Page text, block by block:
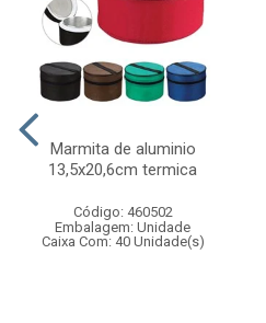
Marmita de aluminio
13,5x20,6cm termica
Código: 460502
Embalagem: Unidade
Caixa Com: 40 Unidade(s)